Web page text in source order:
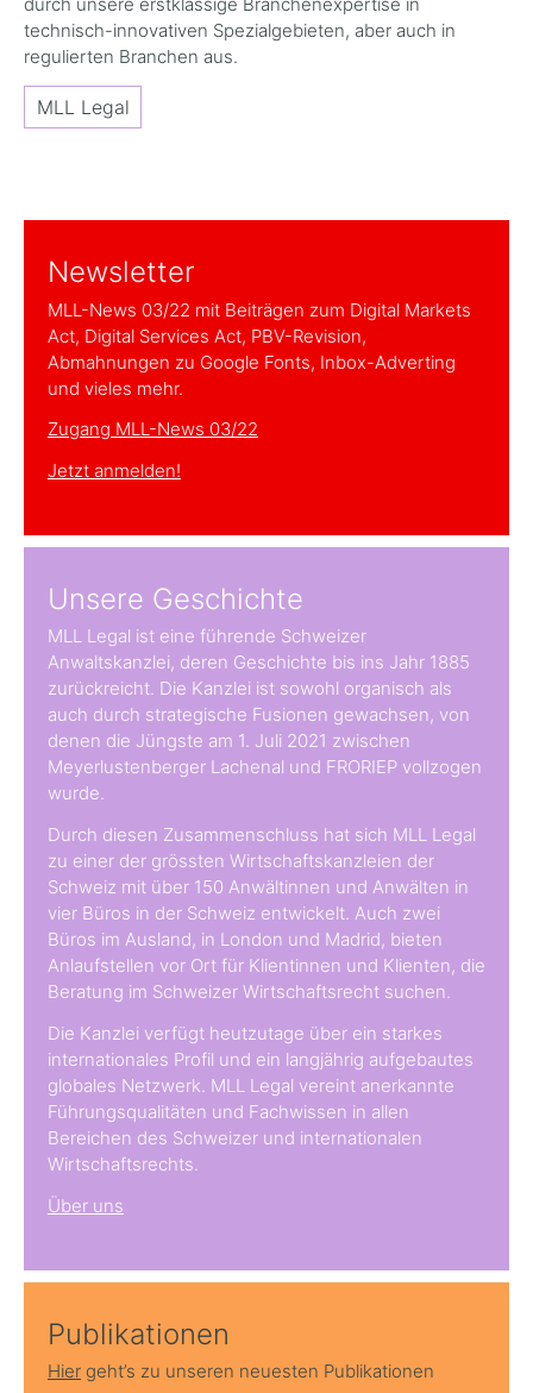
technisch-innovativen Spezialgebieten, aber auch in
regulierten Branchen aus.
MLL Legal
Newsletter
MLL-News 03/22 mit Beiträgen zum Digital Markets
Act, Digital Services Act, PBV-Revision,
Abmahnungen zu Google Fonts, Inbox-Adverting
und vieles mehr.
Zugang MLL-News 03/22
Jetzt anmelden!
Unsere Geschichte
MLL Legal ist eine führende Schweizer
Anwaltskanzlei, deren Geschichte bis ins Jahr 1885
zurückreicht. Die Kanzlei ist sowohl organisch als
auch durch strategische Fusionen gewachsen, von
denen die Jüngste am 1. Juli 2021 zwischen
Meyerlustenberger Lachenal und FRORIEP vollzogen
wurde.
Durch diesen Zusammenschluss hat sich MLL Legal
zu einer der grössten Wirtschaftskanzleien der
Schweiz mit über 150 Anwältinnen und Anwälten in
vier Büros in der Schweiz entwickelt. Auch zwei
Büros im Ausland, in London und Madrid, bieten
Anlaufstellen vor Ort für Klientinnen und Klienten, die
Beratung im Schweizer Wirtschaftsrecht suchen.
Die Kanzlei verfügt heutzutage über ein starkes
internationales Profil und ein langjährig aufgebautes
globales Netzwerk. MLL Legal vereint anerkannte
Führungsqualitäten und Fachwissen in allen
Bereichen des Schweizer und internationalen
Wirtschaftsrechts.
Über uns
Publikationen
Hier geht’s zu unseren neuesten Publikationen